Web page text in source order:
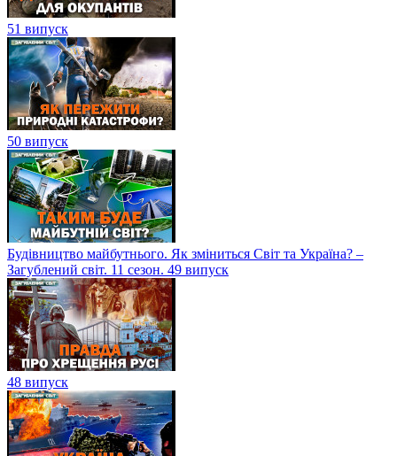
51 випуск
50 випуск
Будівництво майбутнього. Як зміниться Світ та Україна? –
Загублений світ. 11 сезон. 49 випуск
48 випуск